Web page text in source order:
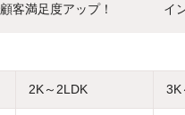
客満足度アップ！ イ
2K～2LDK 3K